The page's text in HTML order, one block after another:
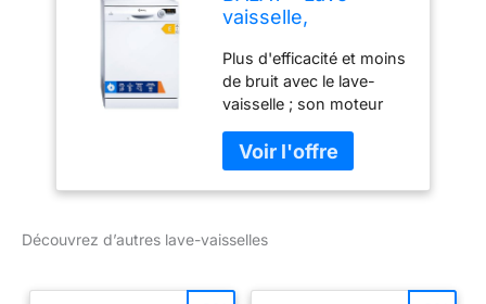
vaisselle,
services, 60 cm de
large, silencieux,
blanc, 3VS572BP
Plus d'efficacité et moins
de bruit avec le lave-
vaisselle ; son moteur
aux balais traditionnels,
réduit le niveau de bruit
et augmente l'efficacité
sera le roi de votre
moyenne charge du
Découvrez d’autres lave-vaisselles